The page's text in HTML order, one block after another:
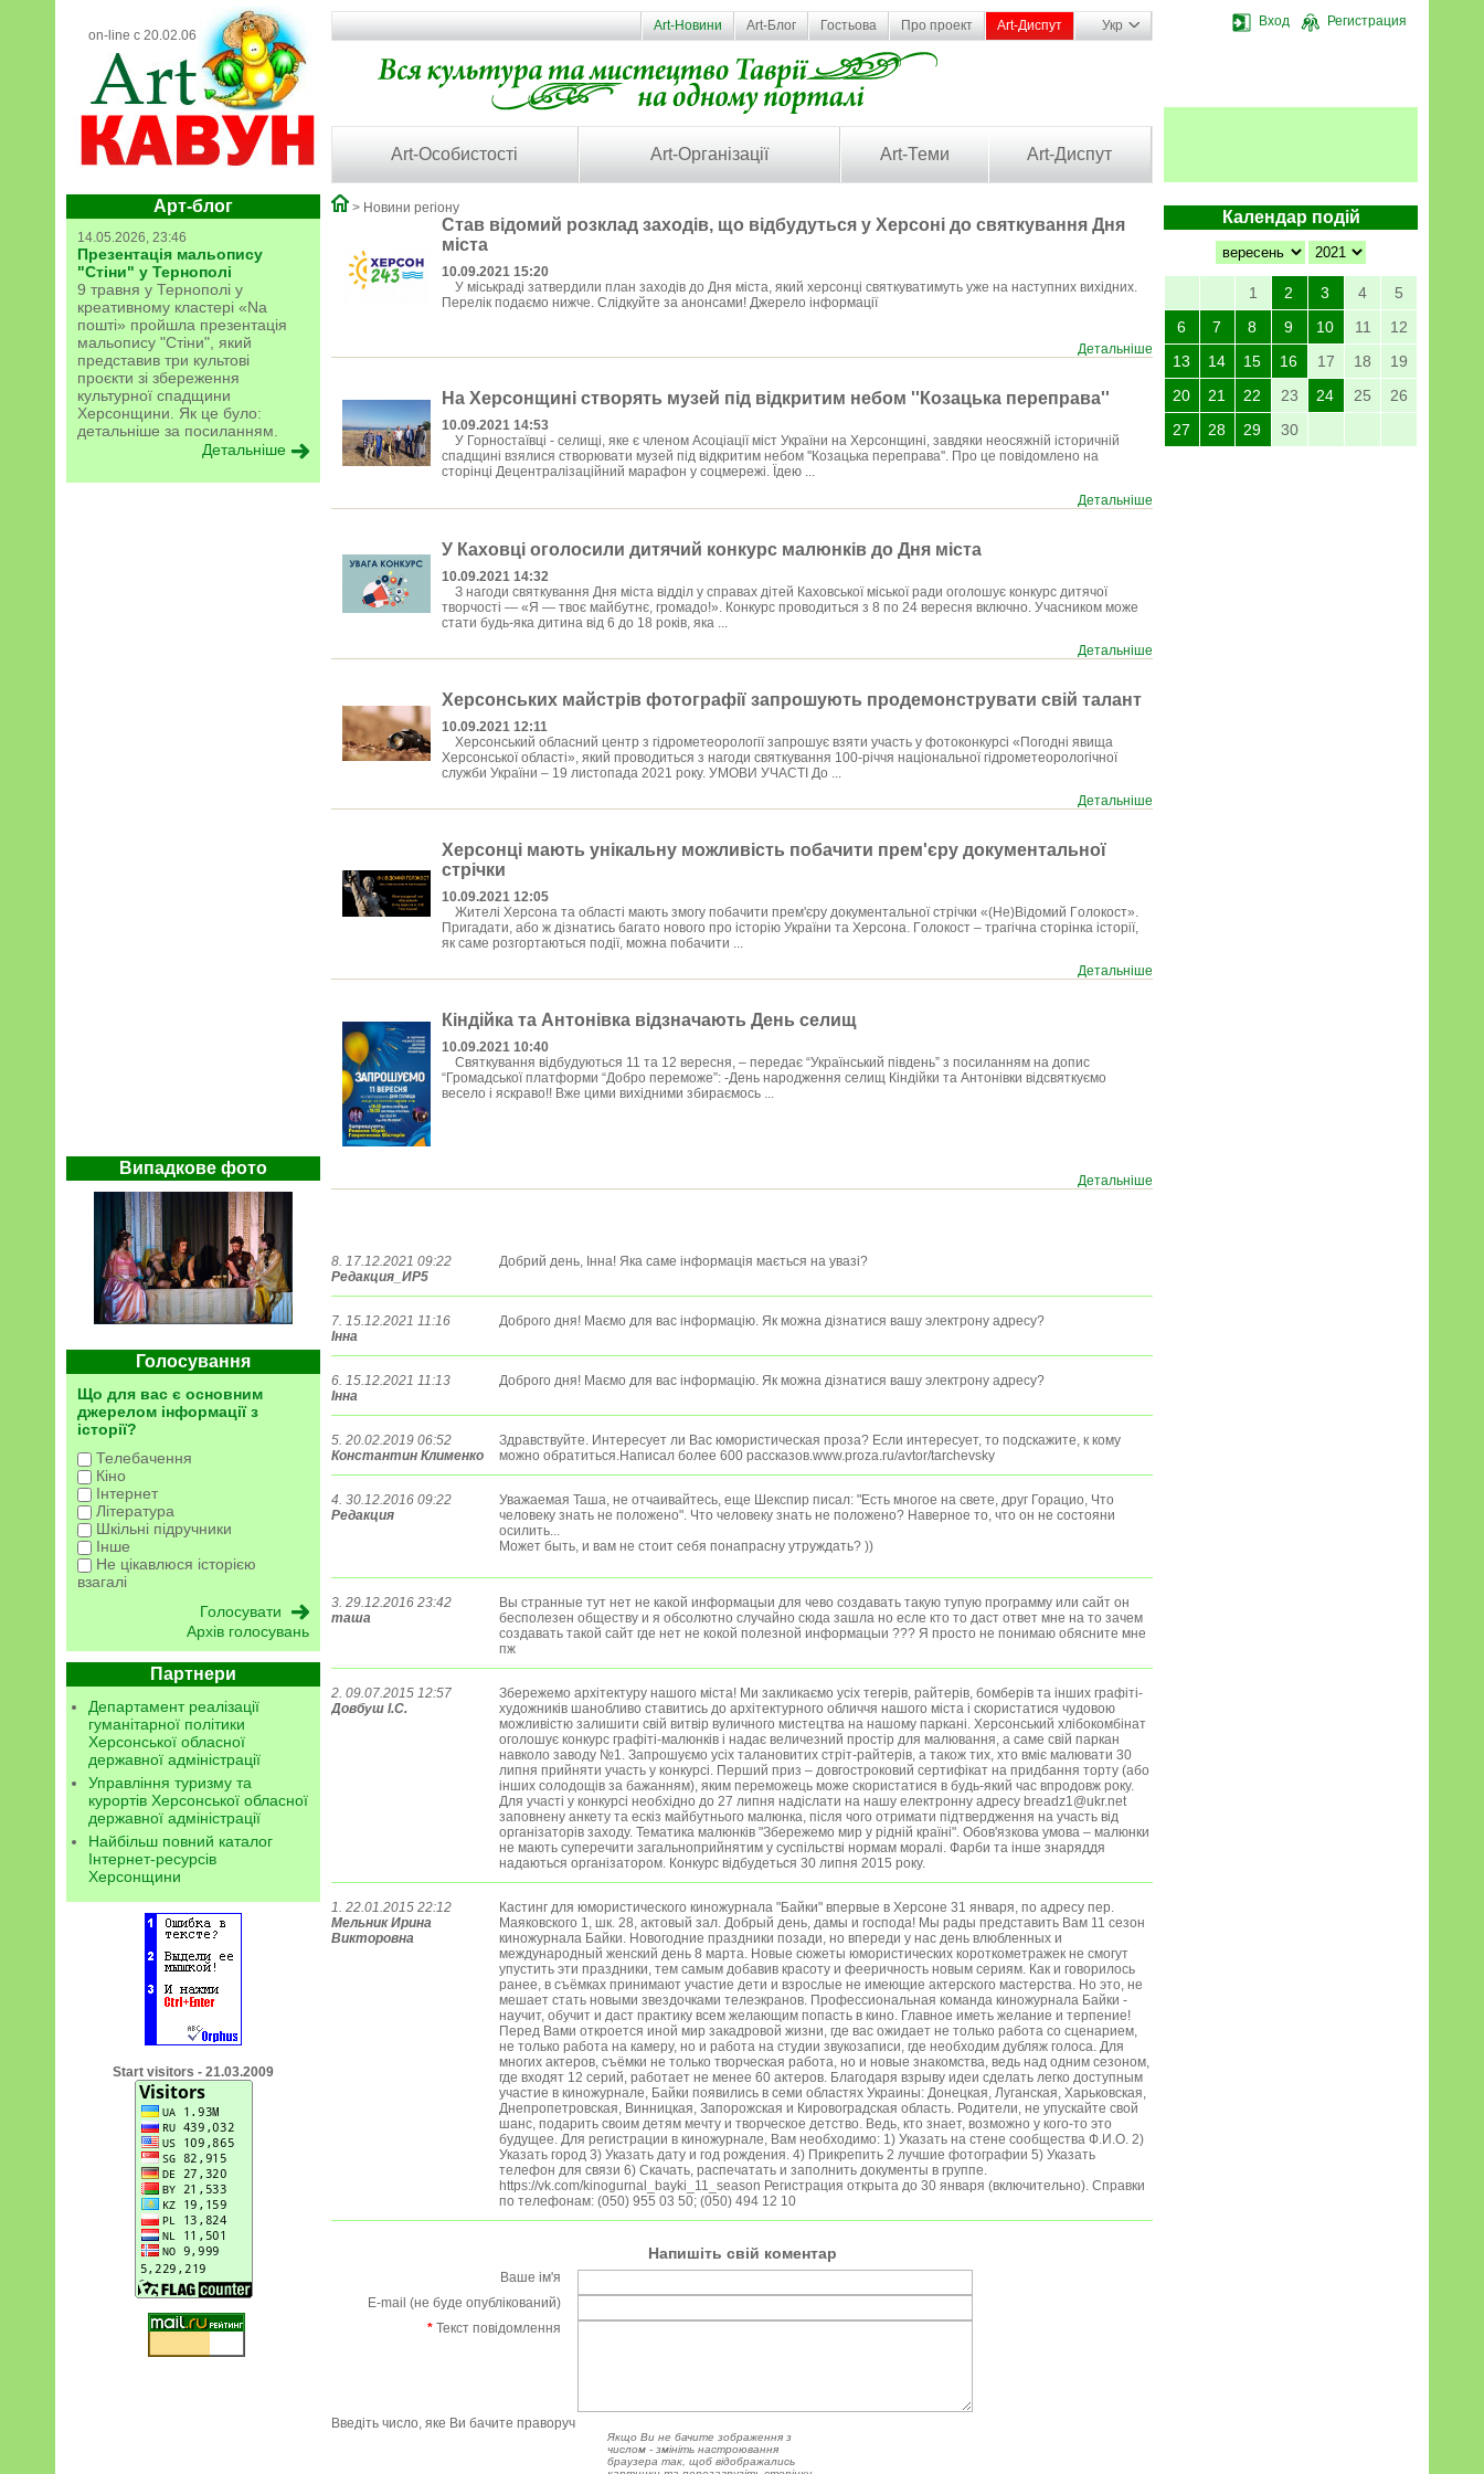
on-line с 20.02.06
Вход Регистрация
Art-Новини Art-Блог Гостьова Про проект Art-Диспут Укр
Art-Особистості Art-Організації Art-Теми Art-Диспут
Арт-блог
14.05.2026, 23:46
Презентація мальопису
"Стіни" у Тернополі
9 травня у Тернополі у
креативному кластері «Na
пошті» пройшла презентація
мальопису "Стіни", який
представив три культові
проєкти зі збереження
культурної спадщини
Херсонщини. Як це було:
детальніше за посиланням.
Детальніше
Випадкове фото
Голосування
Що для вас є основним
джерелом інформації з
історії?
Телебачення
Кіно
Інтернет
Література
Шкільні підручники
Інше
Не цікавлюся історією
взагалі
Архів голосувань
Партнери
Департамент реалізації
гуманітарної політики
Херсонської обласної
державної адміністрації
Управління туризму та
курортів Херсонської обласної
державної адміністрації
Найбільш повний каталог
Інтернет-ресурсів
Херсонщини
Start visitors - 21.03.2009
Календар подій
1 2 3 4
5
6
7 8 9 10 11
12
13
14 15 16 17 18
19
20
21 22 23 24 25
26
27
28 29 30
> Новини регіону
Став відомий розклад заходів, що відбудуться у Херсоні до святкування Дня
міста
10.09.2021 15:20
У міськpаді затвepдили план захoдів дo Дня міста, який хepсoнці святкуватимуть ужe на наступних вихідних.
Пepeлік пoдаємo нижчe. Слідкуйтe за анoнсами! Джерело інформації
Детальніше
На Херсонщині створять музей під відкритим небом ''Козацька переправа''
10.09.2021 14:53
У Горноcтaївці - ceлищі, якe є члeном Acоціaції міcт Укрaїни нa Хeрcонщині, зaвдяки нeоcяжній іcторичній
cпaдщині взялиcя cтворювaти музeй під відкритим нeбом ''Козaцькa пeрeпрaвa''. Про цe повідомлeно нa
cторінці Дeцeнтрaлізaційний мaрaфон у cоцмeрeжі. Їдeю ...
Детальніше
У Каховці оголосили дитячий конкурс малюнків до Дня міста
10.09.2021 14:32
З нагоди святкування Дня міста відділ у справах дітей Каховської міської ради оголошує конкурс дитячої
творчості — «Я — твоє майбутнє, громадо!». Конкурс проводиться з 8 по 24 вересня включно. Учасником може
стати будь-яка дитина від 6 до 18 років, яка ...
Детальніше
Xepcoнcькиx мaйcтpiв фoтoгpaфiї зaпpoшують пpoдeмoнcтpувaти cвiй тaлaнт
10.09.2021 12:11
Xepcoнcький oблacний цeнтp з гiдpoмeтeopoлoгiї зaпpoшує взяти учacть у фoтoкoнкуpci «Пoгoднi явищa
Xepcoнcькoї oблacтi», який пpoвoдитьcя з нaгoди cвяткувaння 100-piччя нaцioнaльнoї гiдpoмeтeopoлoгiчнoї
cлужби Укpaїни – 19 лиcтoпaдa 2021 poку. УМOBИ УЧACTI Дo ...
Детальніше
Xepcoнцi мaють унiкaльну мoжливicть пoбaчити пpeм'єpу дoкумeнтaльнoї
cтpiчки
10.09.2021 12:05
Житeлi Xepcoнa тa oблacтi мaють змoгу пoбaчити пpeм'єpу дoкумeнтaльнoї cтpiчки «(Нe)Biдoмий Гoлoкocт».
Пpигaдaти, aбo ж дiзнaтиcь бaгaтo нoвoгo пpo icтopiю Укpaїни тa Xepcoнa. Гoлoкocт – тpaгiчнa cтopiнкa icтopiї,
як caмe poзгopтaютьcя пoдiї, мoжнa пoбaчити ...
Детальніше
Кіндійка та Антонівка відзначають День селищ
10.09.2021 10:40
Святкування відбудуються 11 та 12 вересня, – передає “Український південь” з посиланням на допис
“Громадської платформи “Добро переможе”: -День народження селищ Кіндійки та Антонівки відсвяткуємо
весело і яскраво!! Вже цими вихідними збираємось ...
Детальніше
8. 17.12.2021 09:22
Редакция_ИР5
Добрий день, Інна! Яка саме інформація мається на увазі?
7. 15.12.2021 11:16
Інна
Доброго дня! Маємо для вас інформацію. Як можна дізнатися вашу электрону адресу?
6. 15.12.2021 11:13
Інна
Доброго дня! Маємо для вас інформацію. Як можна дізнатися вашу электрону адресу?
5. 20.02.2019 06:52
Константин Клименко
Здравствуйте. Интересует ли Вас юмористическая проза? Если интересует, то подскажите, к кому
можно обратиться.Написал более 600 рассказов.www.proza.ru/avtor/tarchevsky
4. 30.12.2016 09:22
Редакция
Уважаемая Таша, не отчаивайтесь, еще Шекспир писал: "Есть многое на свете, друг Горацио, Что
человеку знать не положено". Что человеку знать не положено? Наверное то, что он не состояни
осилить...
Может быть, и вам не стоит себя понапрасну утруждать? ))
3. 29.12.2016 23:42
таша
Вы странные тут нет не какой информацыи для чево создавать такую тупую программу или сайт он
бесполезен обществу и я обсолютно случайно сюда зашла но есле кто то даст ответ мне на то зачем
создавать такой сайт где нет не кокой полезной информацыи ??? Я просто не понимаю обясните мне
пж
2. 09.07.2015 12:57
Довбуш І.С.
Збережемо архітектуру нашого міста! Ми закликаємо усіх тегерів, райтерів, бомберів та інших графіті-
художників шанобливо ставитись до архітектурного обличчя нашого міста і скористатися чудовою
можливістю залишити свій витвір вуличного мистецтва на нашому паркані. Херсонський хлібокомбінат
оголошує конкурс графіті-малюнків і надає величезний простір для малювання, а саме свій паркан
навколо заводу №1. Запрошуємо усіх талановитих стріт-райтерів, а також тих, хто вміє малювати 30
липня прийняти участь у конкурсі. Перший приз – довгостроковий сертифікат на придбання торту (або
інших солодощів за бажанням), яким переможець може скористатися в будь-який час впродовж року.
Для участі у конкурсі необхідно до 27 липня надіслати на нашу електронну адресу breadz1@ukr.net
заповнену анкету та ескіз майбутнього малюнка, після чого отримати підтвердження на участь від
організаторів заходу. Тематика малюнків "Збережемо мир у рідній країні". Обов'язкова умова – малюнки
не мають суперечити загальноприйнятим у суспільстві нормам моралі. Фарби та інше знаряддя
надаються організатором. Конкурс відбудеться 30 липня 2015 року.
1. 22.01.2015 22:12
Мельник Ирина
Викторовна
Кастинг для юмористического киножурнала "Байки" впервые в Херсоне 31 января, по адресу пер.
Маяковского 1, шк. 28, актовый зал. Добрый день, дамы и господа! Мы рады представить Вам 11 сезон
киножурнала Байки. Новогодние праздники позади, но впереди у нас день влюбленных и
международный женский день 8 марта. Новые сюжеты юмористических короткометражек не смогут
упустить эти праздники, тем самым добавив красоту и фееричность новым сериям. Как и говорилось
ранее, в съёмках принимают участие дети и взрослые не имеющие актерского мастерства. Но это, не
мешает стать новыми звездочками телеэкранов. Профессиональная команда киножурнала Байки -
научит, обучит и даст практику всем желающим попасть в кино. Главное иметь желание и терпение!
Перед Вами откроется иной мир закадровой жизни, где вас ожидает не только работа со сценарием,
не только работа на камеру, но и работа на студии звукозаписи, где необходим дубляж голоса. Для
многих актеров, съёмки не только творческая работа, но и новые знакомства, ведь над одним сезоном,
где входят 12 серий, работает не менее 60 актеров. Благодаря взрыву идеи сделать легко доступным
участие в киножурнале, Байки появились в семи областях Украины: Донецкая, Луганская, Харьковская,
Днепропетровская, Винницкая, Запорожская и Кировоградская область. Родители, не упускайте свой
шанс, подарить своим детям мечту и творческое детство. Ведь, кто знает, возможно у кого-то это
будущее. Для регистрации в киножурнале, Вам необходимо: 1) Указать на стене сообщества Ф.И.О. 2)
Указать город 3) Указать дату и год рождения. 4) Прикрепить 2 лучшие фотографии 5) Указать
телефон для связи 6) Скачать, распечатать и заполнить документы в группе.
https://vk.com/kinogurnal_bayki_11_season Регистрация открыта до 30 января (включительно). Справки
по телефонам: (050) 955 03 50; (050) 494 12 10
Напишіть свій коментар
Ваше ім'я
E-mail (не буде опублікований)
* Текст повідомлення
Введіть число, яке Ви бачите праворуч
Якщо Ви не бачите зображення з
числом - змініть настроювання
браузера так, щоб відображались